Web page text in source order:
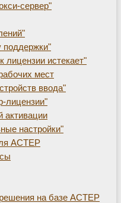
сервер"
поддержки"
лицензии истекает"
мест
ввода"
лицензии"
активации
настройки"
АСТЕР
на базе АСТЕР